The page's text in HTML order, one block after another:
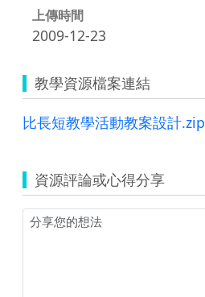
上傳時間
2009-12-23
教學資源檔案連結
比長短教學活動教案設計.zip
資源評論或心得分享